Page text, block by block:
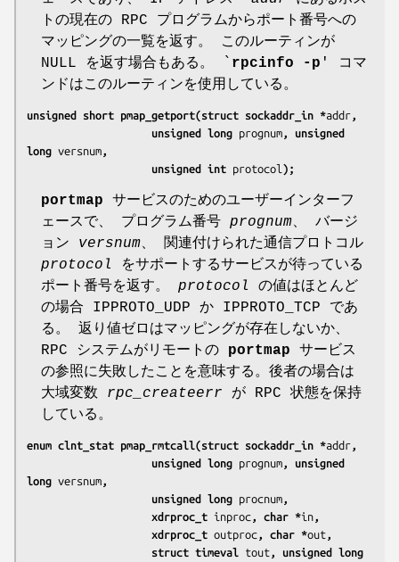
トの現在の RPC プログラムからポート番号への
マッピングの一覧を返す。 このルーティンが
NULL を返す場合もある。 ` rpcinfo -p ' コマ
ンドはこのルーティンを使用している。
unsigned short pmap_getport(struct sockaddr_in *addr ,
                    unsigned long
prognum , unsigned
long versnum ,
                    unsigned int
protocol );
portmap サービスのためのユーザーインターフ
ェースで、 プログラム番号 prognum、 バージ
ョン versnum、 関連付けられた通信プロトコル
protocol
をサポートするサービスが待っている
ポート番号を返す。 protocol
の値はほとんど
の場合 IPPROTO_UDP か IPPROTO_TCP であ
る。 返り値ゼロはマッピングが存在しないか、
RPC システムがリモートの portmap サービス
の参照に失敗したことを意味する。後者の場合は
大域変数 rpc_createerr が RPC 状態を保持
している。
enum clnt_stat pmap_rmtcall(struct sockaddr_in *addr ,
                    unsigned long
prognum , unsigned
long versnum ,
                    unsigned long
procnum ,
                    xdrproc_t
inproc , char *in ,
                    xdrproc_t
outproc , char *out ,
                    struct timeval
tout , unsigned long